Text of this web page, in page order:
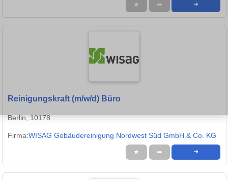
★ ➦ ➜
Reinigungskraft (m/w/d) Büro
Berlin, 10178
Firma:WISAG Gebäudereinigung Nordwest Süd GmbH & Co. KG
★ ➦ ➜